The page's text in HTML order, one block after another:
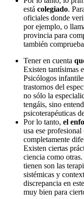
está colegiado.
oficiales donde
por ejemplo, o
provincia para
también
Tener en cuenta
Existen tantísimas
Psicólogos
trastornos del
no sólo la
tengáis, sino
psicoterapéuticas
Por lo tanto, el
usa ese
completamente
Existen ciertas
ciencia como
tienen son las
sistémicas y
discrepancia en
muy bien para